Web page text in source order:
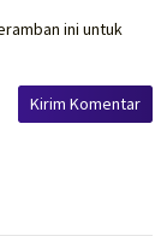
ini untuk